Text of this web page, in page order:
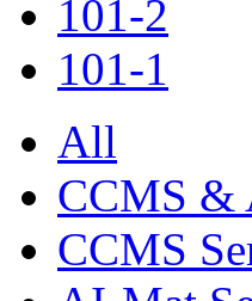
101-2
101-1
All
CCMS &
CCMS